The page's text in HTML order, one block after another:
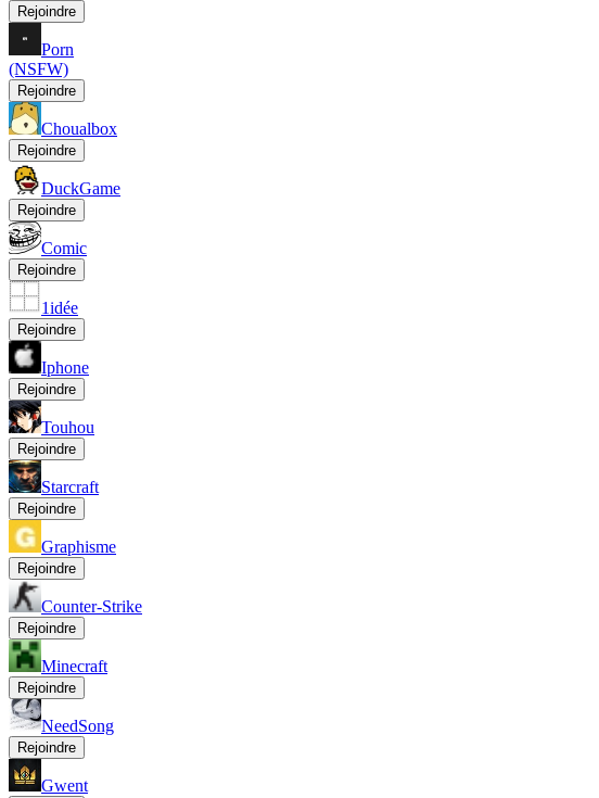
Rejoindre
Porn
(NSFW)
Rejoindre
Choualbox
Rejoindre
DuckGame
Rejoindre
Comic
Rejoindre
1idée
Rejoindre
Iphone
Rejoindre
Touhou
Rejoindre
Starcraft
Rejoindre
Graphisme
Rejoindre
Counter-Strike
Rejoindre
Minecraft
Rejoindre
NeedSong
Rejoindre
Gwent